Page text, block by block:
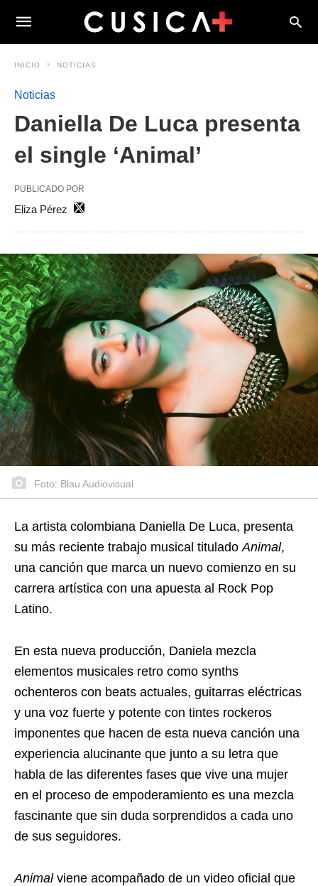
INICIO NOTICIAS
Noticias
Daniella De Luca presenta
el single ‘Animal’
PUBLICADO POR
Eliza Pérez
Foto: Blau Audiovisual
La artista colombiana Daniella De Luca, presenta
su más reciente trabajo musical titulado Animal,
una canción que marca un nuevo comienzo en su
carrera artística con una apuesta al Rock Pop
Latino.
En esta nueva producción, Daniela mezcla
elementos musicales retro como synths
ochenteros con beats actuales, guitarras eléctricas
y una voz fuerte y potente con tintes rockeros
imponentes que hacen de esta nueva canción una
experiencia alucinante que junto a su letra que
habla de las diferentes fases que vive una mujer
en el proceso de empoderamiento es una mezcla
fascinante que sin duda sorprendidos a cada uno
de sus seguidores.
Animal viene acompañado de un video oficial que